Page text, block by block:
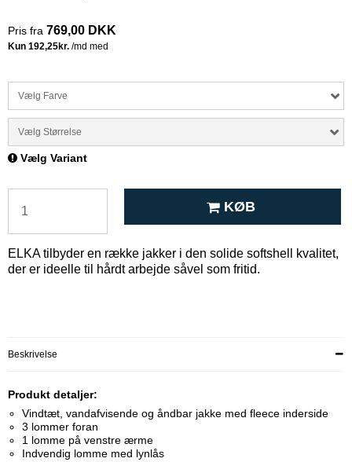
Pris fra 769,00 DKK
Vælg Farve
Vælg Størrelse
Vælg Variant
KØB
ELKA tilbyder en række jakker i den solide softshell kvalitet,
der er ideelle til hårdt arbejde såvel som fritid.
Beskrivelse
Produkt detaljer:
Vindtæt, vandafvisende og åndbar jakke med fleece inderside
3 lommer foran
1 lomme på venstre ærme
Indvendig lomme med lynlås